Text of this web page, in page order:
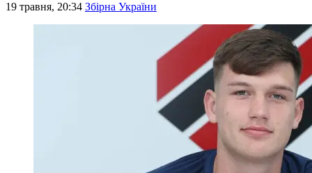
19 травня, 20:34 Збірна України